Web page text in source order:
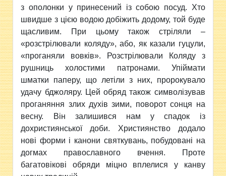
з ополонки у принесений із собою посуд. Хто
швидше з цією водою добіжить додому, той буде
щасливим. При цьому також стріляли –
«розстрілювали коляду», або, як казали гуцули,
«проганяли вовків». Розстрілювали Коляду з
рушниць холостими патронами. Упіймати
шматки паперу, що летіли з них, пророкувало
удачу бджоляру. Цей обряд також символізував
проганяння злих духів зими, поворот сонця на
весну. Він залишився нам у спадок із
дохристиянської доби. Християнство додало
нові форми і канони святкувань, побудовані на
догмах православного вчення. Проте
багатовікові обряди міцно вплелися у канву